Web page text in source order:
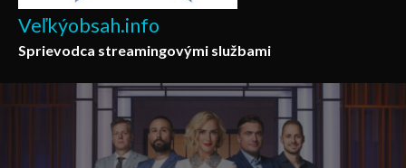
Veľkýobsah.info
Sprievodca streamingovými službami